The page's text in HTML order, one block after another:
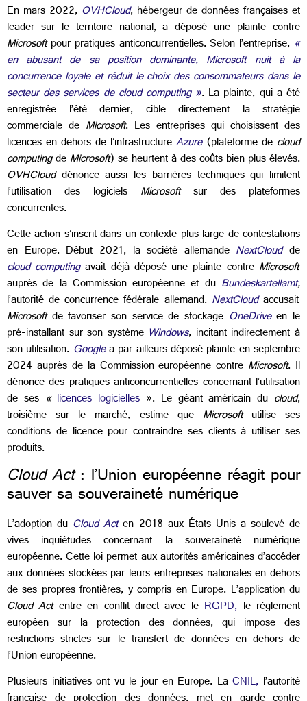
En mars 2022, OVHCloud, hébergeur de données françaises et
leader sur le territoire national, a déposé une plainte contre
Microsoftpour pratiques anticoncurrentielles. Selon l’entreprise, «
en abusant de sa position dominante, Microsoft nuit à la
concurrence loyale et réduit le choix des consommateurs dans le
secteur des services de cloud computing ». La plainte, qui a été
enregistrée l’été dernier, cible directement la stratégie
commerciale de Microsoft. Les entreprises qui choisissent des
licences en dehors de l’infrastructureAzure (plateforme de cloud
computingdeMicrosoft) se heurtent à des coûts bien plus élevés.
OVHCloud dénonce aussi les barrières techniques qui limitent
l’utilisation des logiciels Microsoftsur des plateformes
concurrentes.
Cette action s’inscrit dans un contexte plus large de contestations
en Europe. Début 2021, la société allemande NextCloudde
cloud computingavait déjà déposé une plainte contre Microsoft
auprès de la Commission européenne et du Bundeskartellamt,
l’autorité de concurrence fédérale allemand. NextCloud accusait
Microsoftde favoriser son service de stockage OneDrive en le
pré-installant sur son système Windows, incitant indirectement à
son utilisation. Googlea par ailleurs déposé plainteen septembre
2024 auprès de la Commission européenne contre Microsoft. Il
dénonce des pratiques anticoncurrentielles concernant l’utilisation
de ses« licences logicielles ». Le géant américain du cloud,
troisième sur le marché, estime que Microsoftutilise ses
conditions de licence pour contraindre ses clients à utiliser ses
produits.
Cloud Act: l’Union européenne réagit pour
sauver sa souveraineté numérique
L’adoption du Cloud Acten 2018 aux États-Unis a soulevé de
vives inquiétudes concernant la souveraineté numérique
européenne. Cette loi permet aux autorités américaines d’accéder
aux données stockées par leurs entreprises nationales en dehors
de ses propres frontières, y compris en Europe. L’application du
Cloud Actentre en conflit direct avec le RGPD, le règlement
européen sur la protection des données, qui impose des
restrictions strictes sur le transfert de données en dehors de
l’Union européenne.
Plusieurs initiatives ont vu le jour en Europe. La CNIL, l’autorité